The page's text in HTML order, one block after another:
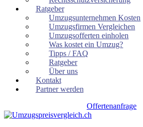
Ratgeber
Umzugsunternehmen Kosten
Umzugsfirmen Vergleichen
Umzugsofferten einholen
Was kostet ein Umzug?
Tipps / FAQ
Ratgeber
Über uns
Kontakt
Partner werden
Offertenanfrage